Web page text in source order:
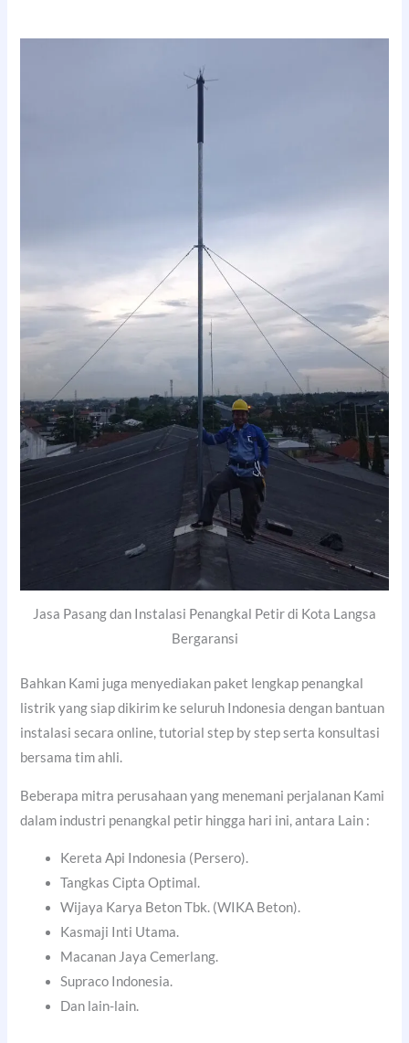
Jasa Pasang dan Instalasi Penangkal Petir di Kota Langsa
Bergaransi
Bahkan Kami juga menyediakan paket lengkap penangkal
listrik yang siap dikirim ke seluruh Indonesia dengan bantuan
instalasi secara online, tutorial step by step serta konsultasi
bersama tim ahli.
Beberapa mitra perusahaan yang menemani perjalanan Kami
dalam industri penangkal petir hingga hari ini, antara Lain :
Kereta Api Indonesia (Persero).
Tangkas Cipta Optimal.
Wijaya Karya Beton Tbk. (WIKA Beton).
Kasmaji Inti Utama.
Macanan Jaya Cemerlang.
Supraco Indonesia.
Dan lain-lain.